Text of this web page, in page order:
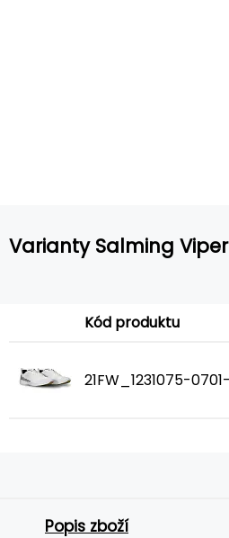
Varianty Salming
Kód produktu
21FW_1231075-
Popis zboží